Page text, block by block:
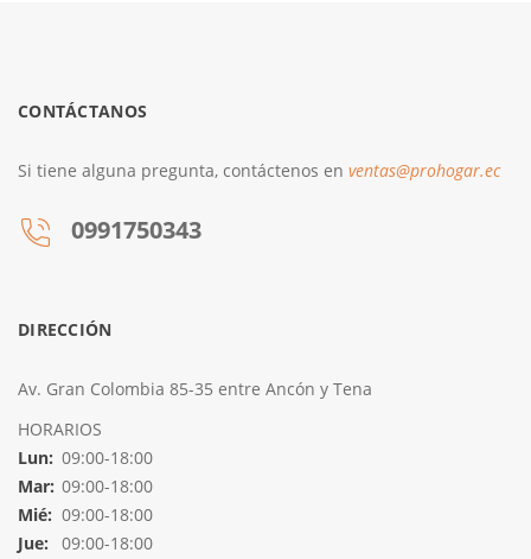
CONTÁCTANOS
Si tiene alguna pregunta, contáctenos en ventas@prohogar.ec
0991750343
DIRECCIÓN
Av. Gran Colombia 85-35 entre Ancón y Tena
HORARIOS
Lun: 09:00-18:00
Mar: 09:00-18:00
Mié: 09:00-18:00
Jue:
09:00-18:00